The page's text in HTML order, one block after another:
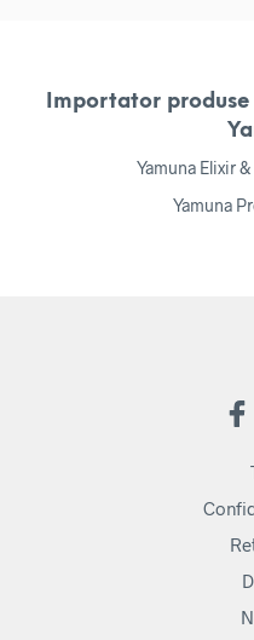
Importator
Yamuna Elixir
Yamuna